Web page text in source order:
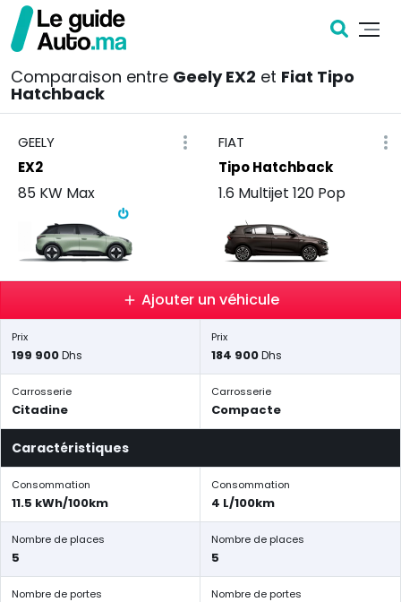
Comparaison entre Geely EX2 et Fiat Tipo
Hatchback
GEELY
EX2
85 KW Max
FIAT
Tipo Hatchback
1.6 Multijet 120 Pop
Ajouter un véhicule
Prix
199 900Dhs
Prix
184 900Dhs
Carrosserie
Citadine
Carrosserie
Compacte
Caractéristiques
Consommation
11.5 kWh/100km
Consommation
4 L/100km
Nombre de places
5
Nombre de places
5
Nombre de portes Nombre de portes